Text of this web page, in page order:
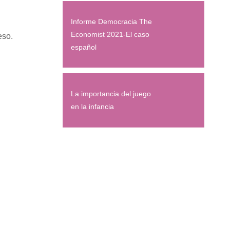
Informe Democracia The
Economist 2021-El caso
español
La importancia del juego
en la infancia